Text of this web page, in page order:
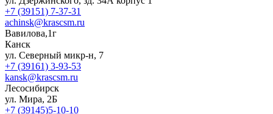
+7 (39151) 7-37-31
achinsk@krascsm.ru
Вавилова,1г
Канск
ул. Северный микр-н, 7
+7 (39161) 3-93-53
kansk@krascsm.ru
Лесосибирск
ул. Мира, 2Б
+7 (39145)5-10-10